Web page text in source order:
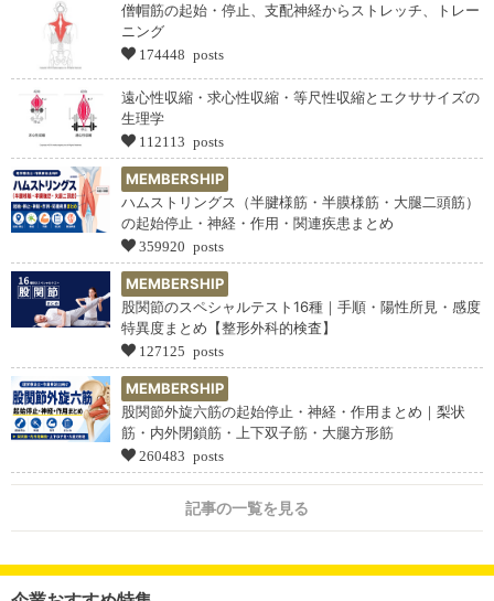
僧帽筋の起始・停止、支配神経からストレッチ、トレー
ニング
174448 posts
遠心性収縮・求心性収縮・等尺性収縮とエクササイズの
生理学
112113 posts
MEMBERSHIP
ハムストリングス（半腱様筋・半膜様筋・大腿二頭筋）
の起始停止・神経・作用・関連疾患まとめ
359920 posts
MEMBERSHIP
股関節のスペシャルテスト16種｜手順・陽性所見・感度
特異度まとめ【整形外科的検査】
127125 posts
MEMBERSHIP
股関節外旋六筋の起始停止・神経・作用まとめ｜梨状
筋・内外閉鎖筋・上下双子筋・大腿方形筋
260483 posts
記事の一覧を見る